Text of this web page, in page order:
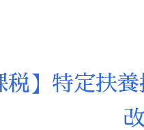
税】特定扶